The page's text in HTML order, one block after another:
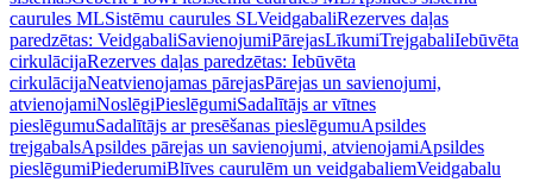
caurules MLSistēmu caurules SLVeidgabaliRezerves daļas
paredzētas: VeidgabaliSavienojumiPārejasLīkumiTrejgabaliIebūvēta
cirkulācijaRezerves daļas paredzētas: Iebūvēta
cirkulācijaNeatvienojamas pārejasPārejas un savienojumi,
atvienojamiNoslēgiPieslēgumiSadalītājs ar vītnes
pieslēgumuSadalītājs ar presēšanas pieslēgumuApsildes
trejgabalsApsildes pārejas un savienojumi, atvienojamiApsildes
pieslēgumiPiederumiBlīves caurulēm un veidgabaliemVeidgabalu